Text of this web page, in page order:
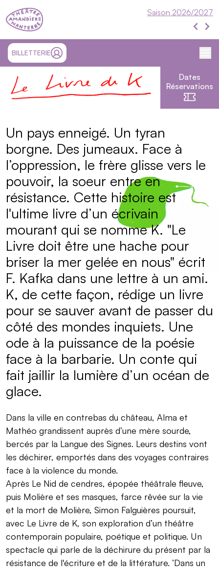
Théâtre Nanterre-Amandiers
Saison 2026/2027
BILLETTERIESITE EXTÉRIEUR ET OUVRE UN NOUVEL ONGLET
MON COMPTE
Le livre de K
Dates
Réservations
Présentation
Un pays enneigé. Un tyran
borgne. Des jumeaux. Face à
l’oppression, le frère glisse vers le
pouvoir, la soeur entre en
résistance. Cette histoire est
l'ultime livre d’un écrivain
mourant qui se nomme K. "Le
Livre doit être une hache pour
briser la mer gelée en nous" écrit
F. Kafka dans une lettre à un ami.
K, de cette façon, rédige un livre
pour se sauver avant de passer du
côté des mondes inquiets. Une
ode à la puissance de la poésie
face à la barbarie. Un conte qui
fait jaillir la lumière d’un océan de
glace.
Dans la ville en contrebas du château, Alma et
Mathéo grandissent auprès d’une mère sourde,
bercés par la Langue des Signes. Leurs destins vont
les déchirer, emportés dans des voyages contraires
face à la violence du monde.
Après Le Nid de cendres, épopée théâtrale fleuve,
puis Molière et ses masques, farce rêvée sur la vie
et la mort de Molière, Simon Falguières poursuit,
avec Le Livre de K, son exploration d’un théâtre
contemporain populaire, poétique et politique. Un
spectacle qui parle de la déchirure du présent par la
résistance de l'écriture et de la littérature. ’Dans un